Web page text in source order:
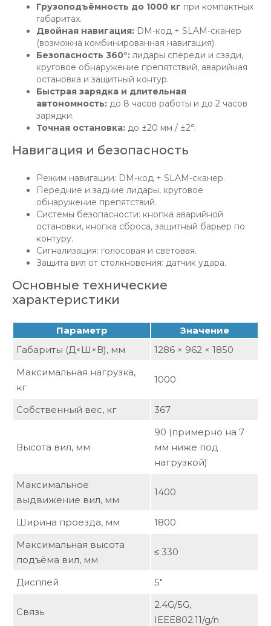
Грузоподъёмность до 1000 кг при компактных
габаритах.
Двойная навигация: DM-код + SLAM-сканер
(возможна комбинированная навигация).
Безопасность 360°: лидары спереди и сзади,
круговое обнаружение препятствий, аварийная
остановка и защитный контур.
Быстрая зарядка и длительная
автономность: до 8 часов работы и до 2 часов
зарядки.
Точная остановка: до ±20 мм / ±2°.
Навигация и безопасность
Режим навигации: DM-код + SLAM-сканер.
Передние и задние лидары, круговое
обнаружение препятствий.
Системы безопасности: кнопка аварийной
остановки, кнопка сброса, защитный барьер по
контуру.
Сигнализация: голосовая и световая.
Защита вил от столкновения: датчик удара.
Основные технические
характеристики
Параметр
Значение
Габариты (Д×Ш×В), мм
1286 × 962 × 1850
Максимальная нагрузка,
кг
1000
Собственный вес, кг 367
Высота вил, мм
90 (примерно на 7
мм ниже под
нагрузкой)
Максимальное
выдвижение вил, мм
1400
Ширина проезда, мм
1800
Максимальная высота
подъёма вил, мм
≤ 330
Дисплей 5"
Связь
2.4G/5G,
IEEE802.11/g/n